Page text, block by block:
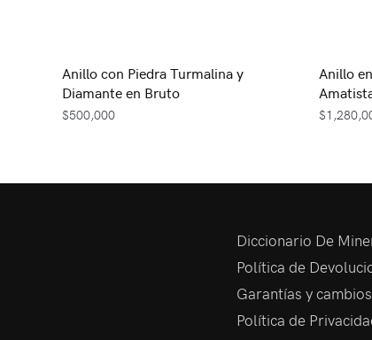
Anillo con Piedra Turmalina y
Diamante en Bruto
$500,000
Anillo
$
Diccionario De
Política de
Garantías y cambios
Política de